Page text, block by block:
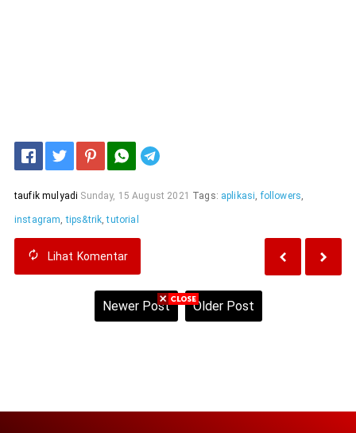
taufik mulyadi Sunday, 15 August 2021 Tags: aplikasi,followers,
instagram,tips&trik,tutorial
Lihat Komentar
Newer Post Older Post